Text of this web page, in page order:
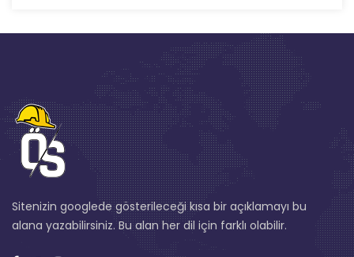
Sitenizin googlede gösterileceği kısa bir açıklamayı bu
alana yazabilirsiniz. Bu alan her dil için farklı olabilir.